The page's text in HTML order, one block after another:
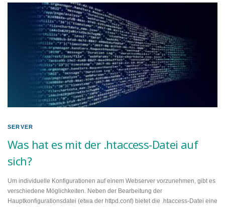
SERVER
Was hat es mit der .htaccess-Datei auf
sich?
Um individuelle Konfigurationen auf einem Webserver vorzunehmen, gibt es
verschiedene Möglichkeiten. Neben der Bearbeitung der
Hauptkonfigurationsdatei (etwa der httpd.conf) bietet die .htaccess-Datei eine